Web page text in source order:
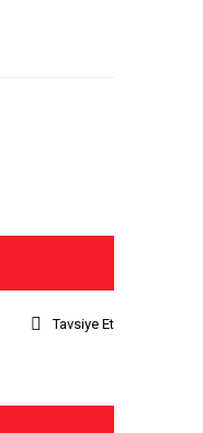
Tavsiye Et